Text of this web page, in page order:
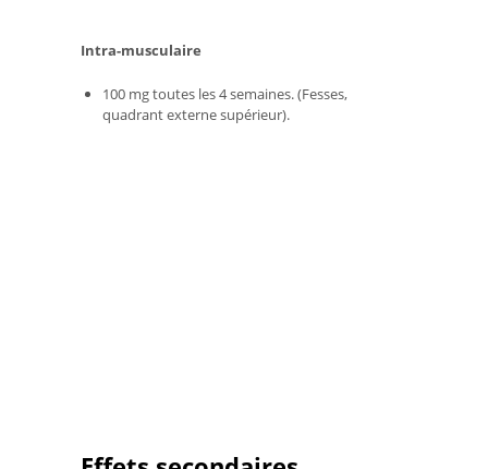
Intra-musculaire
100 mg toutes les 4 semaines. (Fesses,
quadrant externe supérieur).